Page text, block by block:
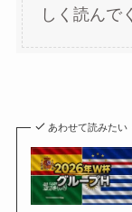
しく読んで
あわせて読みたい